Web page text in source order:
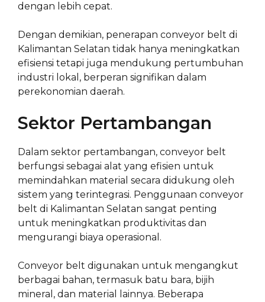
dengan lebih cepat.
Dengan demikian, penerapan conveyor belt di
Kalimantan Selatan tidak hanya meningkatkan
efisiensi tetapi juga mendukung pertumbuhan
industri lokal, berperan signifikan dalam
perekonomian daerah.
Sektor Pertambangan
Dalam sektor pertambangan, conveyor belt
berfungsi sebagai alat yang efisien untuk
memindahkan material secara didukung oleh
sistem yang terintegrasi. Penggunaan conveyor
belt di Kalimantan Selatan sangat penting
untuk meningkatkan produktivitas dan
mengurangi biaya operasional.
Conveyor belt digunakan untuk mengangkut
berbagai bahan, termasuk batu bara, bijih
mineral, dan material lainnya. Beberapa